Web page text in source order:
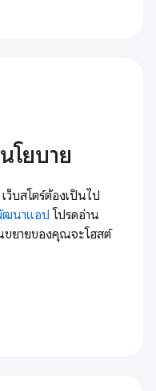
โยบาย
บสโตร์ต้องเป็นไป
ฒนาแอป โปรดอ่าน
ขยายของคุณจะโฮสต์